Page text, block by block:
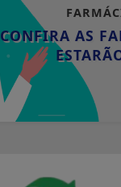
CONFIRA AS